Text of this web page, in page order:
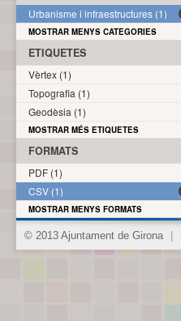
Urbanisme i infraestructures (1)
MOSTRAR MENYS CATEGORIES
ETIQUETES
Vèrtex (1)
Topografia (1)
Geodèsia (1)
MOSTRAR MÉS ETIQUETES
FORMATS
PDF (1)
CSV (1)
MOSTRAR MENYS FORMATS
© 2013 Ajuntament de Girona